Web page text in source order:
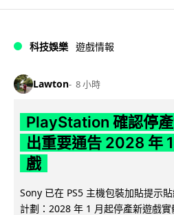
科技娛樂 遊戲情報
Lawton 8 小時
PlayStation 確認停
出重要通告 2028 年
戲
Sony 已在 PS5 主機包裝加貼提示
計劃：2028 年 1 月起停產新遊戲